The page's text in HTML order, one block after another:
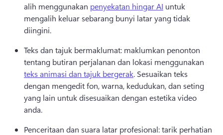
alih menggunakan penyekatan hingar AI untuk
mengalih keluar sebarang bunyi latar yang tidak
diingini.
Teks dan tajuk bermaklumat: maklumkan penonton
tentang butiran perjalanan dan lokasi menggunakan
teks animasi dan tajuk bergerak. Sesuaikan teks
dengan mengedit fon, warna, kedudukan, dan seting
yang lain untuk disesuaikan dengan estetika video
anda.
Penceritaan dan suara latar profesional: tarik perhatian